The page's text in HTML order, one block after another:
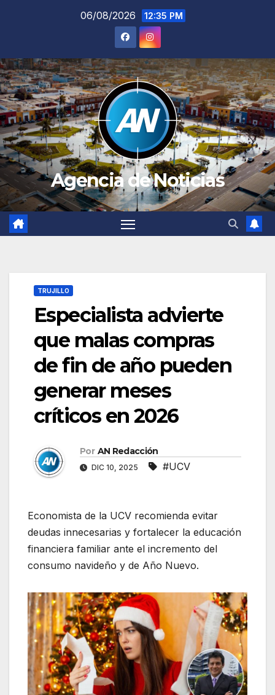
06/08/2026 12:35 PM
Agencia de Noticias
TRUJILLO
Especialista advierte
que malas compras
de fin de año pueden
generar meses
críticos en 2026
Por AN Redacción
DIC 10, 2025 #UCV
Economista de la UCV recomienda evitar
deudas innecesarias y fortalecer la educación
financiera familiar ante el incremento del
consumo navideño y de Año Nuevo.